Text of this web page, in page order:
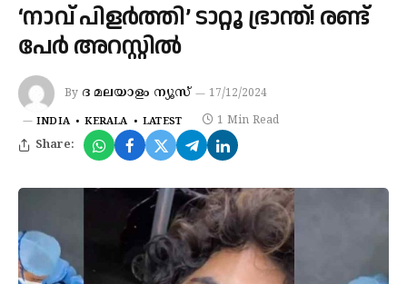
‘നാവ് പിളർത്തി’ ടാറ്റൂ ഭ്രാന്ത്! രണ്ട്
പേർ അറസ്റ്റിൽ
By ദ മലയാളം ന്യൂസ്‌ 17/12/2024
INDIA KERALA LATEST 1 Min Read
Share: